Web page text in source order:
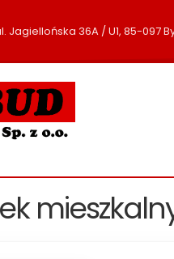
Jagiellońska 36A / U1, 85-097